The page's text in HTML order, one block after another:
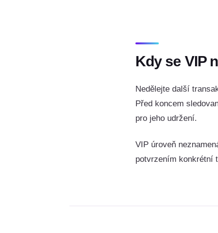
Kdy se VIP
Nedělejte další
Před koncem
pro jeho udržení.
VIP úroveň
potvrzením konkrétní